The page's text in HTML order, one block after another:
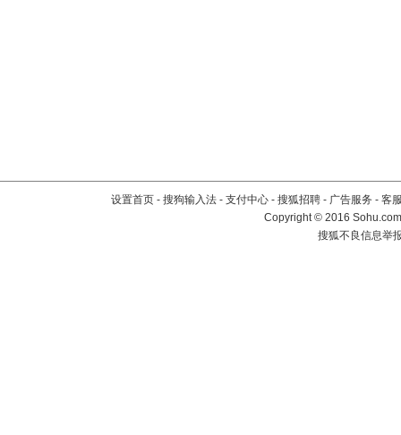
设置首页 - 搜狗输入法 - 支付中心 - 搜狐招聘 - 广告服务 - 客
Copyright©2016
搜狐不良信息举